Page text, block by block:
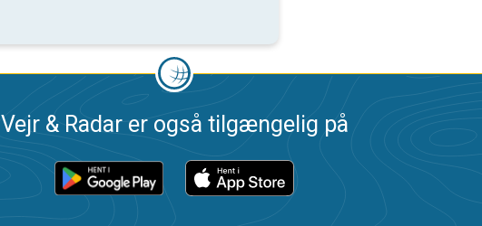
Vejr & Radar er også tilgængelig på